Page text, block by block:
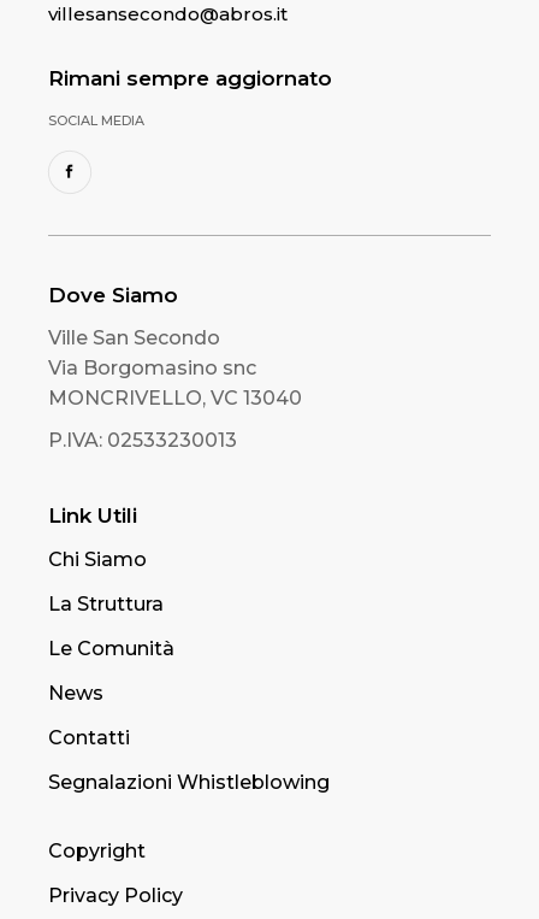
villesansecondo@abros.it
Rimani sempre aggiornato
SOCIAL MEDIA
Dove Siamo
Ville San Secondo
Via Borgomasino snc
MONCRIVELLO, VC 13040
P.IVA: 02533230013
Link Utili
Chi Siamo
La Struttura
Le Comunità
News
Contatti
Segnalazioni Whistleblowing
Copyright
Privacy Policy